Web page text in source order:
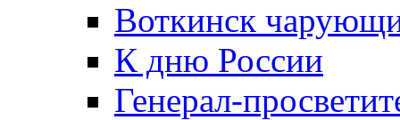
Воткинск
К дню России
Генерал-